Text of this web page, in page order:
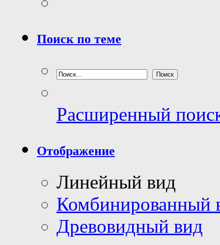
Поиск по теме
Расширенный
Отображение
Линейный вид
Комбинированный
Древовидный вид